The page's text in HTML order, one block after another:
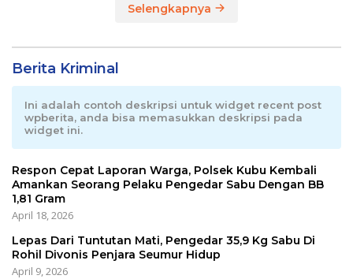
Selengkapnya
Berita Kriminal
Ini adalah contoh deskripsi untuk widget recent post
wpberita, anda bisa memasukkan deskripsi pada
widget ini.
Respon Cepat Laporan Warga, Polsek Kubu Kembali
Amankan Seorang Pelaku Pengedar Sabu Dengan BB
1,81 Gram
April 18, 2026
Lepas Dari Tuntutan Mati, Pengedar 35,9 Kg Sabu Di
Rohil Divonis Penjara Seumur Hidup
April 9, 2026